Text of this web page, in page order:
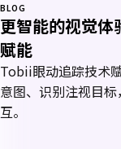
BLOG
更智能的视觉体
赋能
Tobii眼动追踪技术
意图、识别注视目
互。